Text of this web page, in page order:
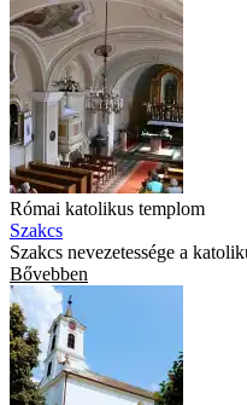
Római katolikus templom
Szakcs
Szakcs nevezetessége a
Bővebben